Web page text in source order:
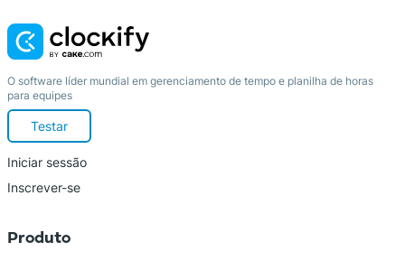
O software líder mundial em gerenciamento de tempo e planilha de horas
para equipes
Testar
Iniciar sessão
Inscrever-se
Produto